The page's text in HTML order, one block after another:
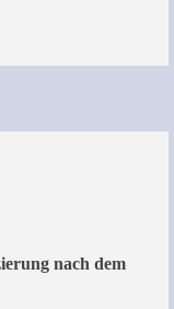
nach dem